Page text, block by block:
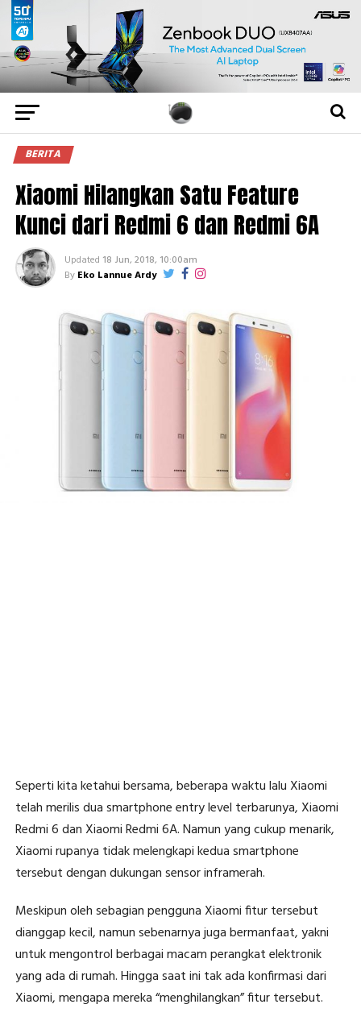
BERITA
Xiaomi Hilangkan Satu Feature
Kunci dari Redmi 6 dan Redmi 6A
Updated 18 Jun, 2018, 10:00am
By Eko Lannue Ardy
Seperti kita ketahui bersama, beberapa waktu lalu Xiaomi
telah merilis dua smartphone entry level terbarunya, Xiaomi
Redmi 6 dan Xiaomi Redmi 6A. Namun yang cukup menarik,
Xiaomi rupanya tidak melengkapi kedua smartphone
tersebut dengan dukungan sensor inframerah.
Meskipun oleh sebagian pengguna Xiaomi fitur tersebut
dianggap kecil, namun sebenarnya juga bermanfaat, yakni
untuk mengontrol berbagai macam perangkat elektronik
yang ada di rumah. Hingga saat ini tak ada konfirmasi dari
Xiaomi, mengapa mereka “menghilangkan” fitur tersebut.